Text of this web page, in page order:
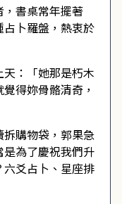
書桌常年擺著
占卜羅盤，熱衷於
：「她那是朽木
得妳骨骼清奇，
購物袋，郭果急
為了慶祝我們升
爻占卜、星座排